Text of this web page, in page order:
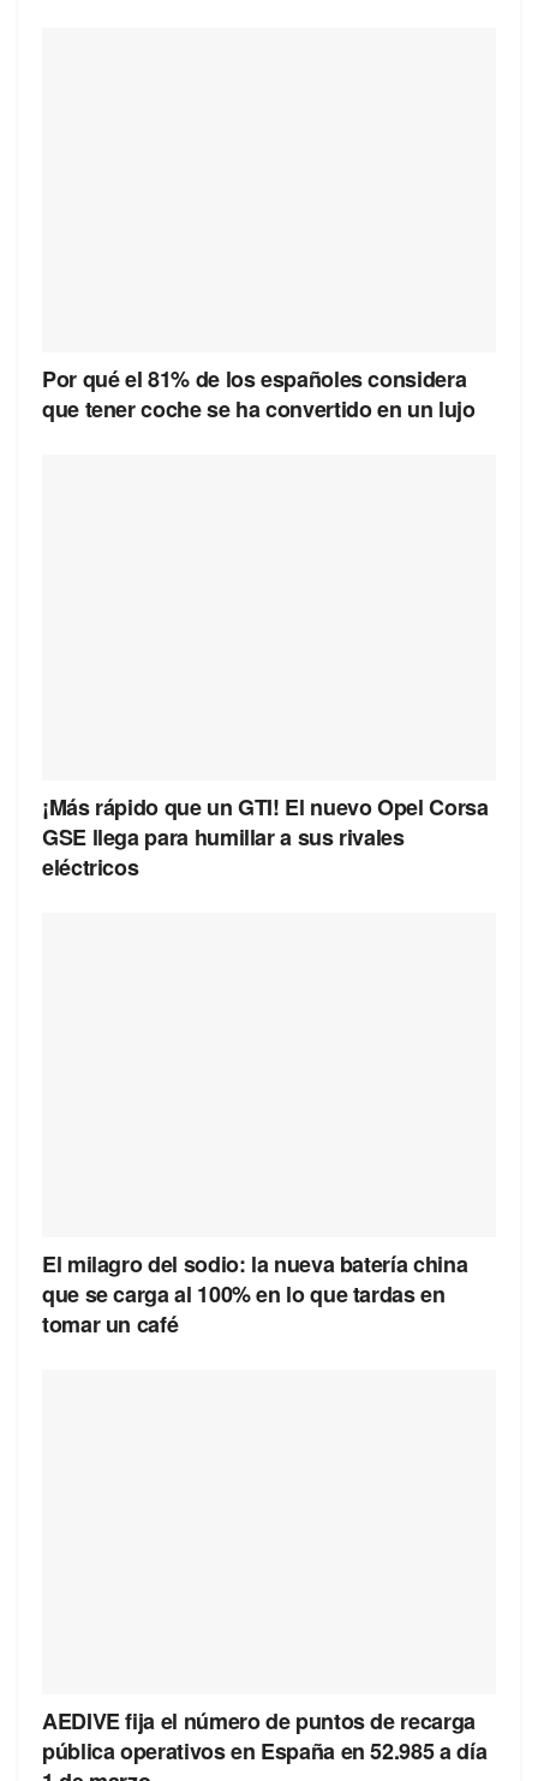
Por qué el 81% de los españoles considera
que tener coche se ha convertido en un lujo
¡Más rápido que un GTI! El nuevo Opel Corsa
GSE llega para humillar a sus rivales
eléctricos
El milagro del sodio: la nueva batería china
que se carga al 100% en lo que tardas en
tomar un café
AEDIVE fija el número de puntos de recarga
pública operativos en España en 52.985 a día